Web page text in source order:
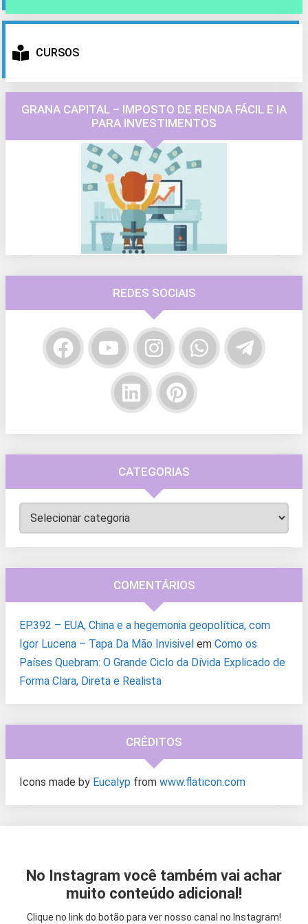
CURSOS
GRANA CAPITAL – IMPOSTO DE RENDA FÁCIL E IA
PARA INVESTIMENTOS
REDES SOCIAIS
CATEGORIAS
Categorias
COMENTÁRIOS
EP.392 – EUA, China e a hegemonia geopolítica, com
Igor Lucena – Tapa Da Mão Invisivel em Como os
Países Quebram: O Grande Ciclo da Dívida Explicado de
Forma Clara, Direta e Realista
CRÉDITOS
Icons made by Eucalyp from www.flaticon.com
No Instagram você também vai achar
muito conteúdo adicional!
Clique no link do botão para ver nosso canal no Instagram!